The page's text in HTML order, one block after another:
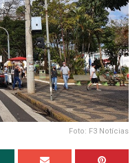
Foto: F3 Notícias